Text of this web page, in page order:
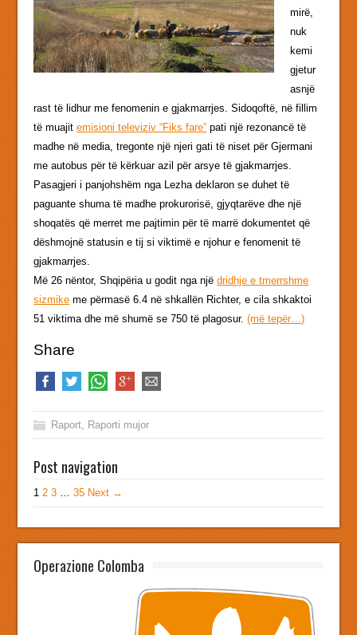
mirë,
nuk
kemi
gjetur
asnjë
rast të lidhur me fenomenin e gjakmarrjes. Sidoqoftë, në fillim
të muajitemisioni televiziv “Fiks fare” pati një rezonancë të
madhe në media, tregonte një njeri gati të niset për Gjermani
me autobus për të kërkuar azil për arsye të gjakmarrjes.
Pasagjeri i panjohshëm nga Lezha deklaron se duhet të
paguante shuma të madhe prokurorisë, gjyqtarëve dhe një
shoqatës që merret me pajtimin për të marrë dokumentet që
dëshmojnë statusin e tij si viktimë e njohur e fenomenit të
gjakmarrjes.
Më 26 nëntor, Shqipëria u godit nga njëdridhje e tmerrshme
sizmike me përmasë 6.4 në shkallën Richter, e cila shkaktoi
51 viktima dhe më shumë se 750 të plagosur.(më tepër…)
Share
Raport, Raporti mujor
Post navigation
1 2 3 … 35 Next →
Operazione Colomba